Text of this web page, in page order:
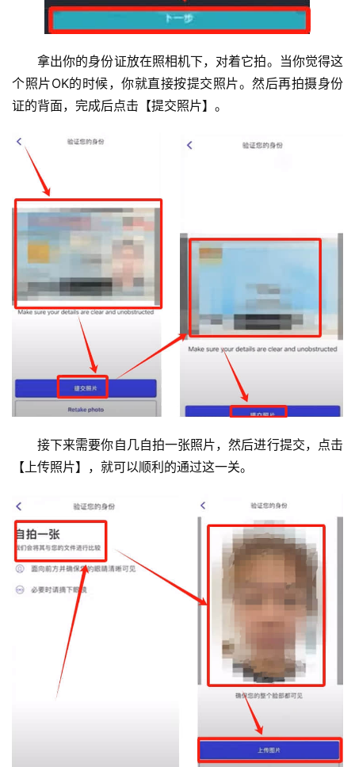
闻
分
币
圈
常
见
拿出你的身份证放在照相机下，对着它拍。当你觉得这
个照片OK的时候，你就直接按提交照片。然后再拍摄身份
证的背面，完成后点击【提交照片】。
接下来需要你自几自拍一张照片，然后进行提交，点击
【上传照片】，就可以顺利的通过这一关。